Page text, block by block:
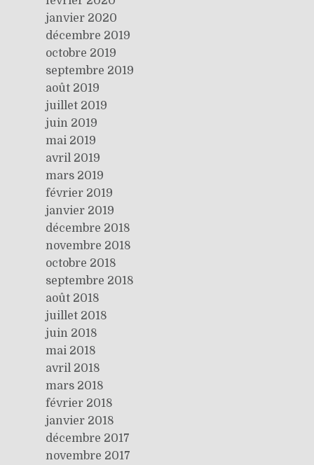
janvier 2020
décembre 2019
octobre 2019
septembre 2019
août 2019
juillet 2019
juin 2019
mai 2019
avril 2019
mars 2019
février 2019
janvier 2019
décembre 2018
novembre 2018
octobre 2018
septembre 2018
août 2018
juillet 2018
juin 2018
mai 2018
avril 2018
mars 2018
février 2018
janvier 2018
décembre 2017
novembre 2017